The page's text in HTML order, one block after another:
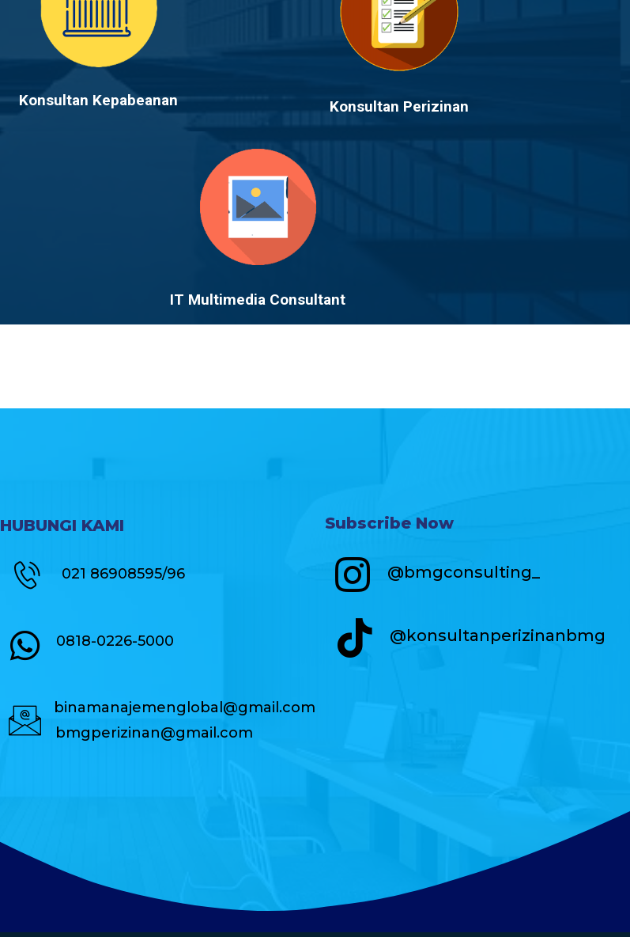
Konsultan Kepabeanan Konsultan Perizinan
IT Multimedia Consultant
HUBUNGI KAMI
021 86908595/96
0818-0226-5000
binamanajemenglobal@gmail.com
bmgperizinan@gmail.com
Subscribe Now
@bmgconsulting_
@konsultanperizinanbmg